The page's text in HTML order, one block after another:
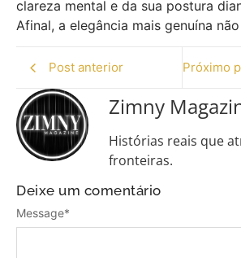
clareza mental e da sua postura
Afinal, a elegância mais genuína
Post anterior Próximo
Zimny
Histórias reais que
fronteiras.
Deixe um comentário
Message*